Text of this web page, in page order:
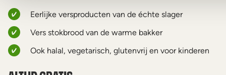
Eerlijke versproducten van de échte slager
Vers stokbrood van de warme bakker
Ook halal, vegetarisch, glutenvrij en voor kinderen